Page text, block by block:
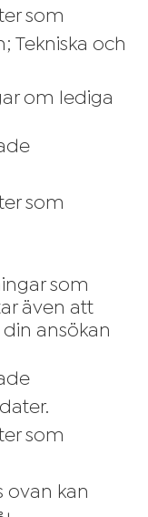
som
Tekniska och
om lediga
som
som
även att
ansökan
som
ovan kan